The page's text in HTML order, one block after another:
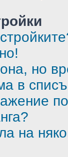
но
в
на